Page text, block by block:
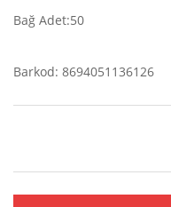
Bağ Adet:50
Barkod: 8694051136126